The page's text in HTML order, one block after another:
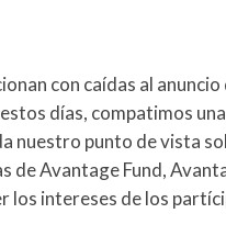
con caídas al
días, compatimos
nuestro punto de vista
Avantage Fund,
los intereses de los